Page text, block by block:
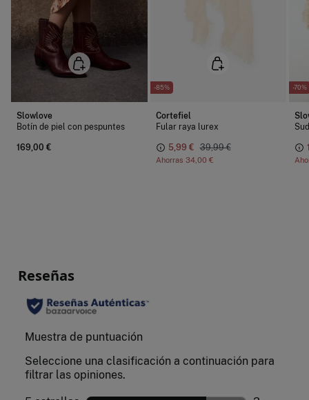
Slowlove
Botín de piel con pespuntes
169,00 €
-85%
Cortefiel
Fular raya lurex
5,99 € 39,99 €
Ahorras 34,00 €
-70%